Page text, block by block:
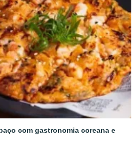
com gastronomia coreana e